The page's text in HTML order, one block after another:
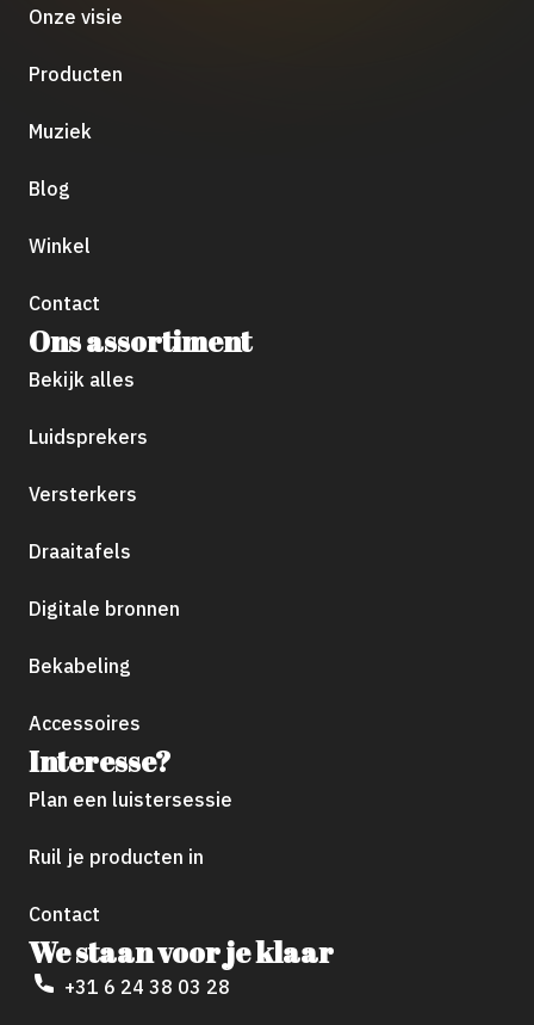
Onze visie
Producten
Muziek
Blog
Winkel
Contact
Ons assortiment
Bekijk alles
Luidsprekers
Versterkers
Draaitafels
Digitale bronnen
Bekabeling
Accessoires
Interesse?
Plan een luistersessie
Ruil je producten in
Contact
We staan voor je klaar
+31 6 24 38 03 28